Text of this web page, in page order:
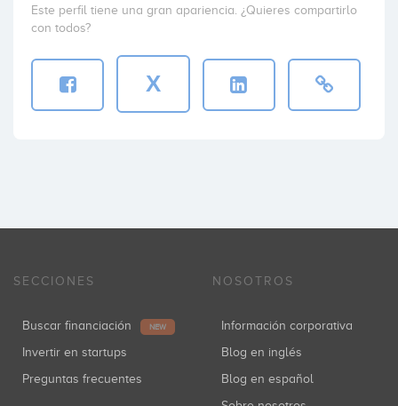
Este perfil tiene una gran apariencia. ¿Quieres compartirlo
con todos?
X
SECCIONES
Buscar financiación NEW
Invertir en startups
Preguntas frecuentes
NOSOTROS
Información corporativa
Blog en inglés
Blog en español